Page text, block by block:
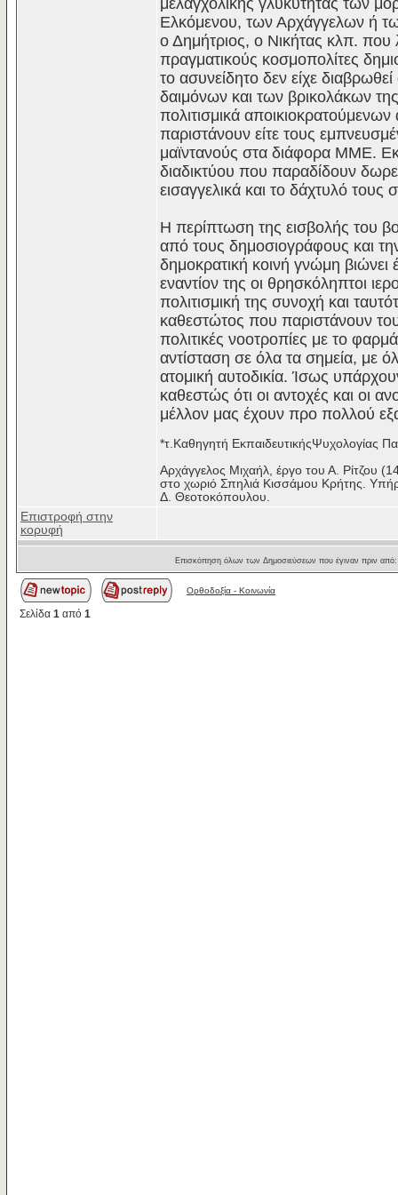
μελαγχολικής γλυκύτητας των
Ελκόμενου, των Αρχάγγελων ή
ο Δημήτριος, ο Νικήτας κλπ. που
πραγματικούς κοσμοπολίτες
το ασυνείδητο δεν είχε
δαιμόνων και των βρικολάκων
πολιτισμικά
παριστάνουν είτε τους
μαϊντανούς στα διάφορα ΜΜΕ.
διαδικτύου που παραδίδουν
εισαγγελικά και το δάχτυλό
Η περίπτωση της εισβολής του
από τους δημοσιογράφους και
δημοκρατική κοινή γνώμη
εναντίον της οι θρησκόληπτοι
πολιτισμική της συνοχή και
καθεστώτος που παριστάνουν
πολιτικές νοοτροπίες με το
αντίσταση σε όλα τα σημεία, με
ατομική αυτοδικία. Ίσως
καθεστώς ότι οι αντοχές και οι
μέλλον μας έχουν προ πολλού
*τ.Καθηγητή ΕκπαιδευτικήςΨυχολογίας
Αρχάγγελος Μιχαήλ, έργο του Α. Ρίτζου
στο χωριό Σπηλιά Κισσάμου Κρήτης.
Δ. Θεοτοκόπουλου.
Επιστροφή στην
κορυφή
Επισκόπηση όλων των Δημοσιεύσεων που έγιναν πριν
Ορθοδοξία - Κοινωνία
Σελίδα 1 από 1